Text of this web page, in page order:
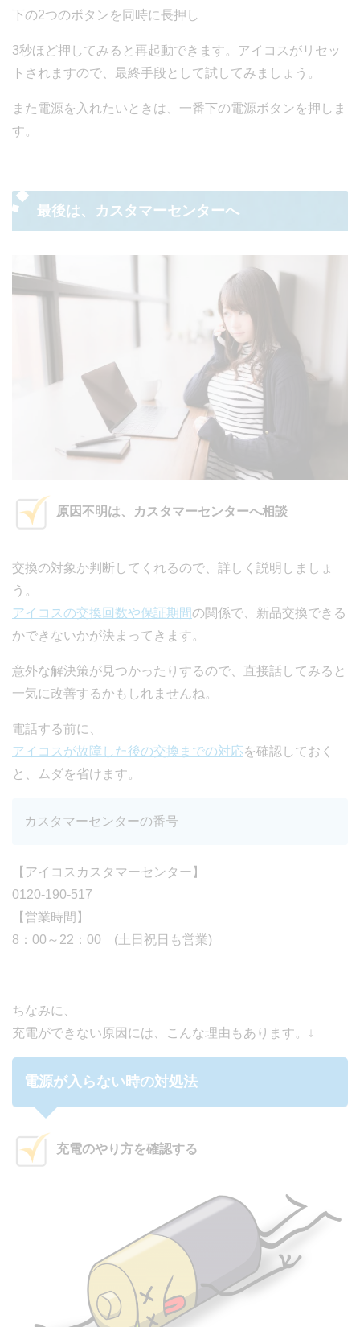
下の2つのボタンを同時に長押し
3秒ほど押してみると再起動できます。アイコスがリセッ
トされますので、最終手段として試してみましょう。
また電源を入れたいときは、一番下の電源ボタンを押しま
す。
最後は、カスタマーセンターへ
原因不明は、カスタマーセンターへ相談
交換の対象か判断してくれるので、詳しく説明しましょ
う。
アイコスの交換回数や保証期間の関係で、新品交換できる
かできないかが決まってきます。
意外な解決策が見つかったりするので、直接話してみると
一気に改善するかもしれませんね。
電話する前に、
アイコスが故障した後の交換までの対応を確認しておく
と、ムダを省けます。
カスタマーセンターの番号
【アイコスカスタマーセンター】
0120-190-517
【営業時間】
8：00～22：00 (土日祝日も営業)
ちなみに、
充電ができない原因には、こんな理由もあります。↓
電源が入らない時の対処法
充電のやり方を確認する